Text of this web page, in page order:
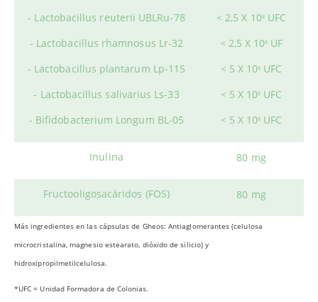
- Lactobacillus reuterii UBLRu-78
- Lactobacillus rhamnosus Lr-32
- Lactobacillus plantarum Lp-115
- Lactobacillus salivarius Ls-33
- Bifidobacterium Longum BL-05
< 2,5 X 108UFC
< 2,5 X 108 UF
< 5 X 108 UFC
< 5 X 108 UFC
< 5 X 108 UFC
Inulina 80 mg
Fructooligosacáridos (FOS) 80 mg
Más ingredientes en las cápsulas de Gheos: Antiaglomerantes (celulosa
microcristalina, magnesio estearato, dióxido de silicio) y
hidroxipropilmetilcelulosa.
*UFC = Unidad Formadora de Colonias.